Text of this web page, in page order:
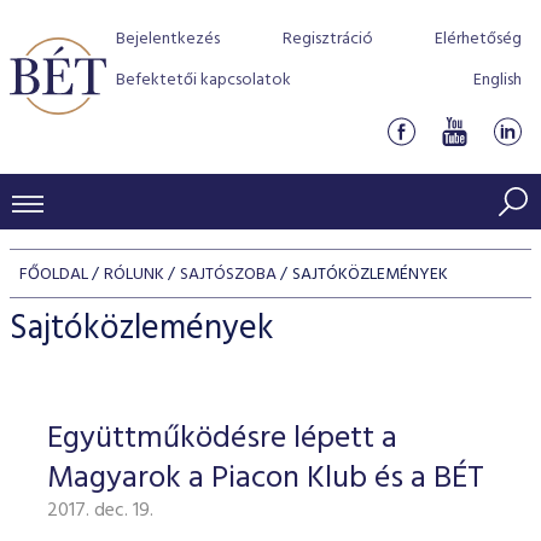
Bejelentkezés Regisztráció
Elérhetőség
Befektetői kapcsolatok
English
KERESKEDÉSI ADATOK
INDEXEK
Jelzáloglevél indexek
Vállalati kötvény indexek
Azonnali Piac
Részvények
Származékos piac
BEFEKTETŐK
Részvény szekció
Hitelpapír szekció
BÉT szabályzatok
Befektetővédelem
Alkalmazott díjstruktúra
Elszámolás
Részvény és vállalati kötvény tőzsdei bevezetését
program
BÉT Xtend - Részvénypiac egyszerűen
TŐZSDETAGOK
Tőzsdetagok, üzletkötők
VENDOROK
FŐOLDAL RÓLUNK SAJTÓSZOBA SAJTÓKÖZLEMÉNYEK
Sajtóközlemények
Együttműködésre lépett a
Magyarok a Piacon Klub és a BÉT
2017. dec. 19.